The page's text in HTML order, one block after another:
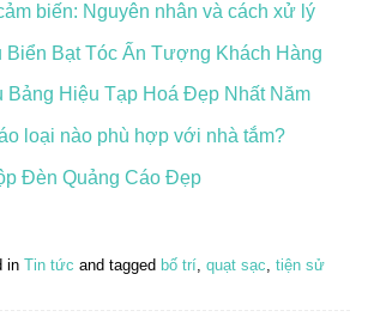
biến: Nguyên nhân và cách xử lý
Biển Bạt Tóc Ấn Tượng Khách Hàng
Bảng Hiệu Tạp Hoá Đẹp Nhất Năm
loại nào phù hợp với nhà tắm?
Đèn Quảng Cáo Đẹp
in Tin tức and tagged bố trí quạt sạc tiện sử